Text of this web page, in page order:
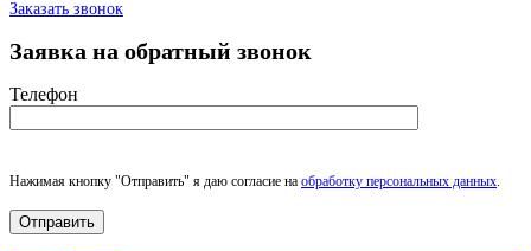
Заказать звонок
Заявка на обратный звонок
Телефон
Нажимая кнопку "Отправить" я даю согласие на обработку персональных данных